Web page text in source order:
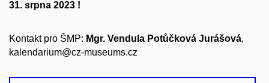
31. srpna 2023 !
Kontakt pro ŠMP: Mgr. Vendula Potůčková Jurášová,
kalendarium@cz-museums.cz